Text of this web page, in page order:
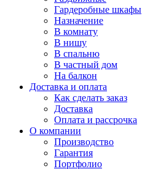
Гардеробные шкафы
Назначение
В комнату
В нишу
В спальню
В частный дом
На балкон
Доставка и оплата
Как сделать заказ
Доставка
Оплата и рассрочка
О компании
Производство
Гарантия
Портфолио